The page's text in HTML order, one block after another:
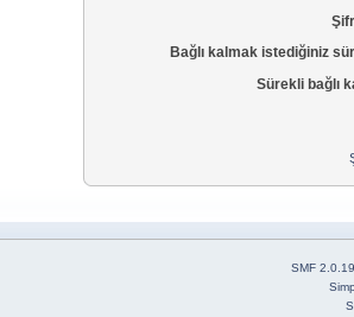
Bağlı kalmak istediğiniz
Sürekli bağlı
SMF 2.0.19